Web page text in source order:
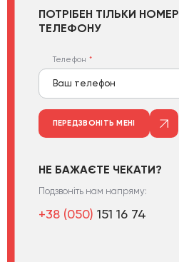
ПОТРІБЕН ТІЛЬКИ НОМЕР
ТЕЛЕФОНУ
Телефон
ПЕРЕДЗВОНІТЬ МЕНІ
НЕ БАЖАЄТЕ ЧЕКАТИ?
Подзвоніть нам напряму:
+38 (050) 151 16 74